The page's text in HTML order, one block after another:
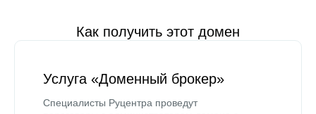
Как получить этот домен
Услуга «Доменный брокер»
Специалисты Руцентра проведут